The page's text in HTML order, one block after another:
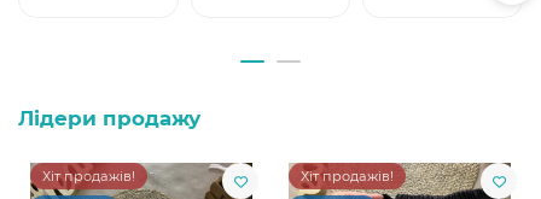
Лідери продажу
Хіт продажів!
Хіт продажів!